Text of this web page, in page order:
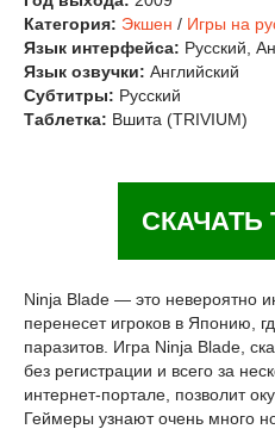
Категория: Экшен / Игры на
Язык интерфейса: Русский,
Язык озвучки: Английский
Субтитры: Русский
Таблетка: Вшита (TRIVIUM)
СКАЧАТЬ
Ninja Blade — это невероятно
перенесет игроков в Японию,
паразитов. Игра Ninja Blade,
без регистрации и всего за
интернет-портале, позволит
Геймеры узнают очень много